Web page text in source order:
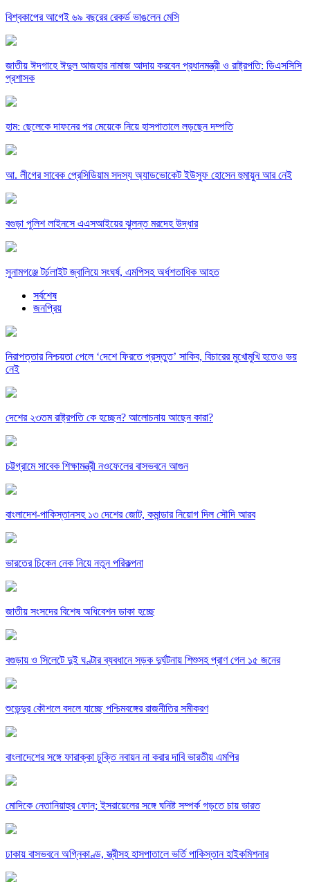
বিশ্বকাপের আগেই ৬৯ বছরের রেকর্ড ভাঙলেন মেসি
জাতীয় ঈদগাহে ঈদুল আজহার নামাজ আদায় করবেন প্রধানমন্ত্রী ও রাষ্ট্রপতি: ডিএসসিসি
প্রশাসক
হাম: ছেলেকে দাফনের পর মেয়েকে নিয়ে হাসপাতালে লড়ছেন দম্পতি
আ. লীগের সাবেক প্রেসিডিয়াম সদস্য অ্যাডভোকেট ইউসুফ হোসেন হুমায়ুন আর নেই
বগুড়া পুলিশ লাইনসে এএসআইয়ের ঝুলন্ত মরদেহ উদ্ধার
সুনামগঞ্জে টর্চলাইট জ্বালিয়ে সংঘর্ষ, এমপিসহ অর্ধশতাধিক আহত
সর্বশেষ
জনপ্রিয়
নিরাপত্তার নিশ্চয়তা পেলে ‘দেশে ফিরতে প্রস্তুত’ সাকিব, বিচারের মুখোমুখি হতেও ভয়
নেই
দেশের ২৩তম রাষ্ট্রপতি কে হচ্ছেন? আলোচনায় আছেন কারা?
চট্টগ্রামে সাবেক শিক্ষামন্ত্রী নওফেলের বাসভবনে আগুন
বাংলাদেশ-পাকিস্তানসহ ১৩ দেশের জোট, কমান্ডার নিয়োগ দিল সৌদি আরব
ভারতের চিকেন নেক নিয়ে নতুন পরিকল্পনা
জাতীয় সংসদের বিশেষ অধিবেশন ডাকা হচ্ছে
বগুড়ায় ও সিলেটে দুই ঘণ্টার ব্যবধানে সড়ক দুর্ঘটনায় শিশুসহ প্রাণ গেল ১৫ জনের
শুভেন্দুর কৌশলে বদলে যাচ্ছে পশ্চিমবঙ্গের রাজনীতির সমীকরণ
বাংলাদেশের সঙ্গে ফারাক্কা চুক্তি নবায়ন না করার দাবি ভারতীয় এমপির
মোদিকে নেতানিয়াহুর ফোন; ইসরায়েলের সঙ্গে ঘনিষ্ট সম্পর্ক গড়তে চায় ভারত
ঢাকায় বাসভবনে অগ্নিকাণ্ড, স্ত্রীসহ হাসপাতালে ভর্তি পাকিস্তান হাইকমিশনার